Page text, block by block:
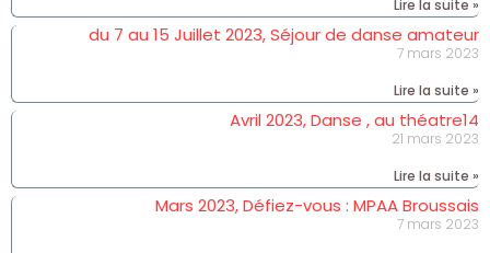
Lire la suite »
du 7 au 15 Juillet 2023, Séjour de danse amateur
7 mars 2023
Lire la suite »
Avril 2023, Danse , au théatre14
21 mars 2023
Lire la suite »
Mars 2023, Défiez-vous : MPAA Broussais
7 mars 2023